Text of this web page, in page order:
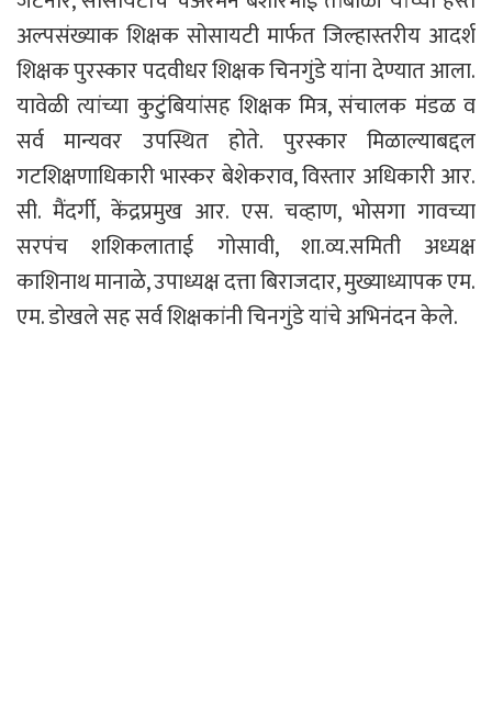
अल्पसंख्याक शिक्षक सोसायटी मार्फत जिल्हास्तरीय आदर्श
शिक्षक पुरस्कार पदवीधर शिक्षक चिनगुंडे यांना देण्यात आला.
यावेळी त्यांच्या कुटुंबियांसह शिक्षक मित्र, संचालक मंडळ व
सर्व मान्यवर उपस्थित होते. पुरस्कार मिळाल्याबद्दल
गटशिक्षणाधिकारी भास्कर बेशेकराव, विस्तार अधिकारी आर.
सी. मैंदर्गी, केंद्रप्रमुख आर. एस. चव्हाण, भोसगा गावच्या
सरपंच शशिकलाताई गोसावी, शा.व्य.समिती अध्यक्ष
काशिनाथ मानाळे, उपाध्यक्ष दत्ता बिराजदार, मुख्याध्यापक एम.
एम. डोखले सह सर्व शिक्षकांनी चिनगुंडे यांचे अभिनंदन केले.